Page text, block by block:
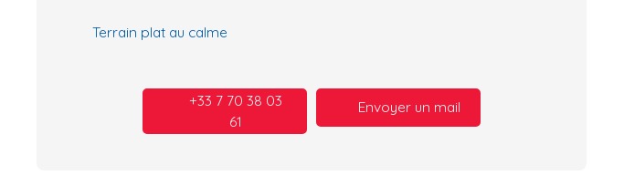
Terrain plat au calme
+33 7 70 38 03
61
Envoyer un mail